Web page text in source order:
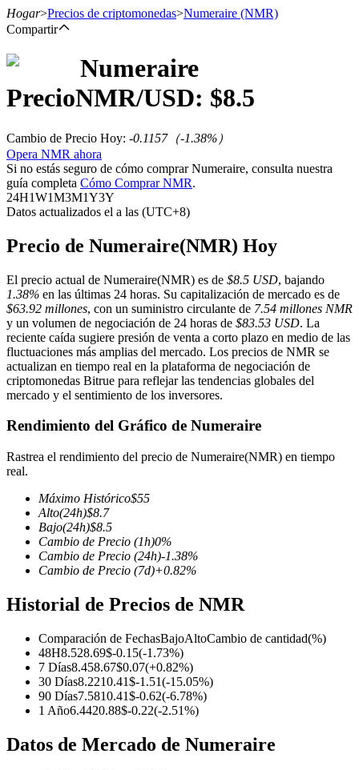
Futuros del USDT
Futuros COIN-M
Futuros de criptomonedas
TradFi
Derivados de acciones, divisas, metales preciosos y materias
primas
Futuros que utilizan USDC como garantía
Hogar>Precios de criptomonedas>Numeraire (NMR)
Compartir
Numeraire
PrecioNMR/USD: $8.5
Cambio de Precio Hoy: -0.1157（-1.38%）
Opera NMR ahora
Si no estás seguro de cómo comprar Numeraire, consulta nuestra
guía completa Cómo Comprar NMR.
24H1W1M3M1Y3Y
Datos actualizados el a las (UTC+8)
Precio de Numeraire(NMR) Hoy
El precio actual de Numeraire(NMR) es de $8.5 USD, bajando
1.38% en las últimas 24 horas. Su capitalización de mercado es de
$63.92 millones, con un suministro circulante de 7.54 millones NMR
y un volumen de negociación de 24 horas de $83.53 USD. La
reciente caída sugiere presión de venta a corto plazo en medio de las
fluctuaciones más amplias del mercado. Los precios de NMR se
actualizan en tiempo real en la plataforma de negociación de
criptomonedas Bitrue para reflejar las tendencias globales del
mercado y el sentimiento de los inversores.
Rendimiento del Gráfico de Numeraire
Rastrea el rendimiento del precio de Numeraire(NMR) en tiempo
real.
Máximo Histórico$55
Alto(24h)$8.7
Bajo(24h)$8.5
Cambio de Precio (1h)0%
Cambio de Precio (24h)-1.38%
Cambio de Precio (7d)+0.82%
Historial de Precios de NMR
Comparación de FechasBajoAltoCambio de cantidad(%)
48H8.528.69$-0.15(-1.73%)
7 Días8.458.67$0.07(+0.82%)
30 Días8.2210.41$-1.51(-15.05%)
90 Días7.5810.41$-0.62(-6.78%)
1 Año6.4420.88$-0.22(-2.51%)
Datos de Mercado de Numeraire